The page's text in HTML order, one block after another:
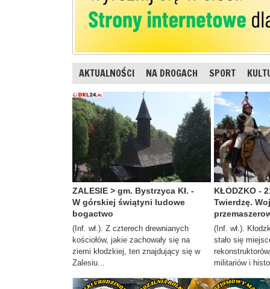
AKTUALNOŚCI NA DROGACH SPORT
ZALESIE > gm. Bystrzyca Kł. -
W górskiej świątyni ludowe
bogactwo
(Inf. wł.). Z czterech drewnianych
kościołów, jakie zachowały się na
ziemi kłodzkiej, ten znajdujący się w
Zalesiu...
KŁODZKO -
Twierdzę.
(Inf. wł.).
stało się
militariów i